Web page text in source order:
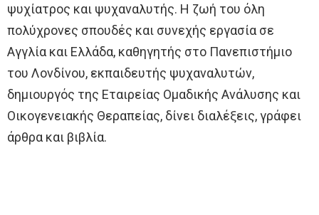
ψυχίατρος και ψυχαναλυτής. Η ζωή του όλη
πολύχρονες σπουδές και συνεχής εργασία σε
Αγγλία και Ελλάδα, καθηγητής στο Πανεπιστήμιο
του Λονδίνου, εκπαιδευτής ψυχαναλυτών,
δημιουργός της Εταιρείας Ομαδικής Ανάλυσης και
Οικογενειακής Θεραπείας, δίνει διαλέξεις, γράφει
άρθρα και βιβλία.